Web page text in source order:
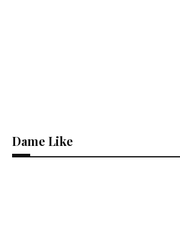
Dame Like